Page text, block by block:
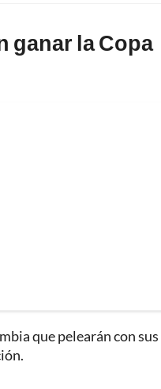
ganar la Copa
que pelearán con sus